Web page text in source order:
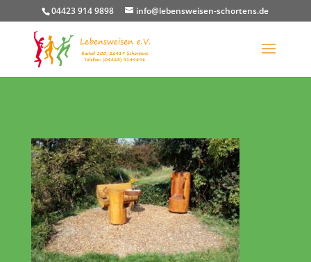
04423 914 9898 info@lebensweisen-schortens.de